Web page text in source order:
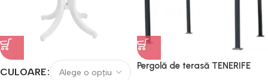
CULOARE
Pergolă de terasă TENERIFE